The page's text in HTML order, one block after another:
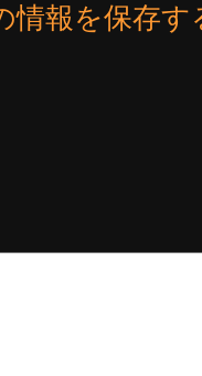
情報を保存す